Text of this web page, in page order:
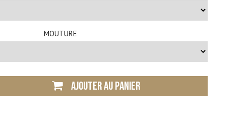
MOUTURE
AJOUTER AU PANIER